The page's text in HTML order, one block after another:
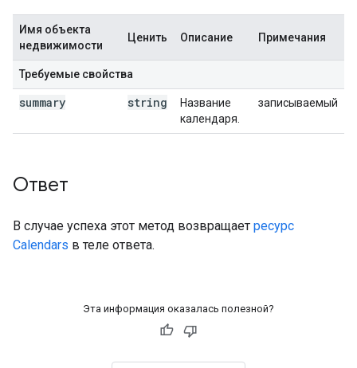
Имя объекта
недвижимости
Ценить Описание Примечания
Требуемые свойства
summary string
Название
календаря.
записываемый
Ответ
В случае успеха этот метод возвращает ресурс
Calendars в теле ответа.
Эта информация оказалась полезной?